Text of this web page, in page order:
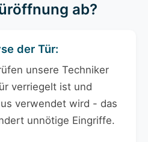
ab?
der Tür:
unsere Techniker
verriegelt ist und
verwendet wird - das
unnötige Eingriffe.